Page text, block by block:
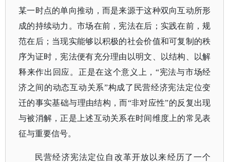
某一时点的单向推动，而是来源于这种双向互动所形
成的持续动力。市场在前，宪法在后；实践在前，规
范在后；当现实能够以积极的社会价值和可复制的秩
序为证时，宪法便有充分理由以明文、以结构、以解
释来作出回应。正是在这个意义上，“宪法与市场经
济之间的动态互动关系”构成了民营经济宪法定位变
迁的事实基础与理由结构，而“非对应性”的反复出现
与被消解，正是上述互动关系在时间维度上的常见表
征与重要信号。
民营经济宪法定位自改革开放以来经历了一个